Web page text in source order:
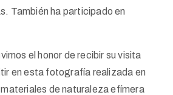
También ha participado en
el honor de recibir su visita
en esta fotografía realizada en
de naturaleza efímera